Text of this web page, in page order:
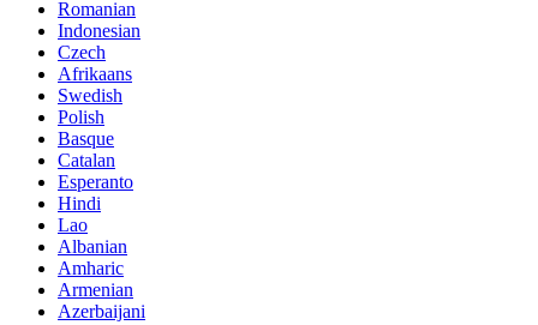
Romanian
Indonesian
Czech
Afrikaans
Swedish
Polish
Basque
Catalan
Esperanto
Hindi
Lao
Albanian
Amharic
Armenian
Azerbaijani